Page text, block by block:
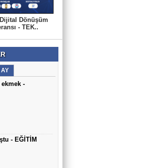
Dönüşüm
- TEK..
AY
-
- EĞİTİM